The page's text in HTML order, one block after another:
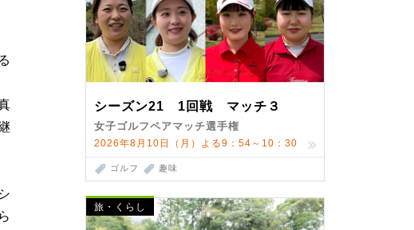
シーズン21 1回戦 マッチ３
女子ゴルフペアマッチ選手権
2026年8月10日（月）よる9：54～10：30
ゴルフ 趣味
旅・くらし